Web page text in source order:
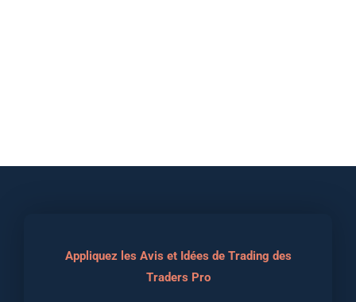
Appliquez les Avis et Idées de Trading des
Traders Pro